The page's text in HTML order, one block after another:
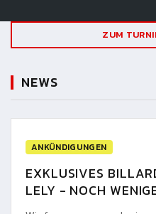
ZUM
NEWS
ANKÜNDIGUNGEN
EXKLUSIVES
LELY - NOCH